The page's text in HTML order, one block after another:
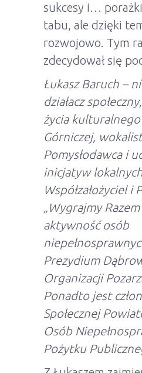
sukcesy i…
tabu, ale dzięki
rozwojowo. Tym
zdecydował się
Łukasz Baruch –
działacz
życia
Górniczej,
Pomysłodawca i
inicjatyw
Współzałożyciel i
„Wygrajmy
aktywność osób
Prezydium
Organizacji
Ponadto jest
Społecznej
Osób
Pożytku